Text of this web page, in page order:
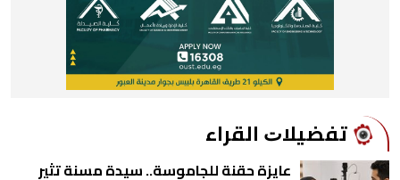
ﺗﻔﻀﻴﻼﺕ اﻟﻘﺮاء
عايزة حقنة للجاموسة.. سيدة مسنة تثير